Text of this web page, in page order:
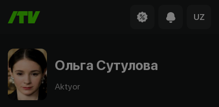
UZ
Ольга Сутулова
Aktyor